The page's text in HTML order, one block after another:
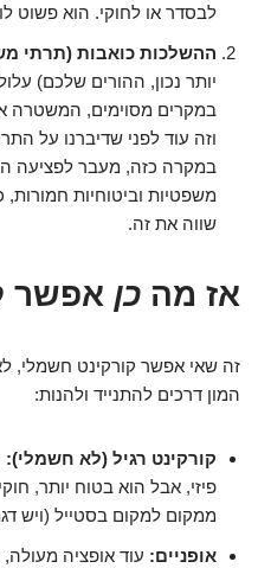
לבסדר או לחוקי. הוא פשוט
ההשלכות כואבות (תרתי
יותר נכון, ההורים שלכם)
במקרים מסוימים, המשטרה
וזה עוד לפני שדיברנו על
במקרה כזה, מעבר לפציעה
משפטיות וביטוחיות
שווה את זה.
אז מה כן אפשר
זה שאי אפשר קורקינט חשמלי,
המון דרכים להתנייד ולהנות:
קורקינט רגיל (לא חשמלי):
פיזי, אבל הוא בטוח יותר,
ממקום למקום בסטייל (ויש
אופניים: עוד אופציה